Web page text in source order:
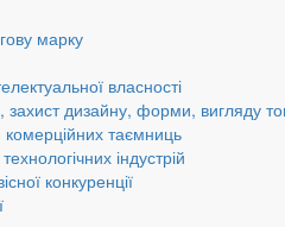
марку
власності
захист дизайну, форми, вигляду
таємниць
індустрій
конкуренції